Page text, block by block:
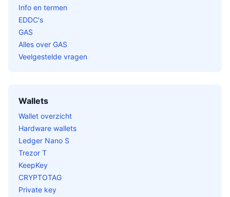
Info en termen
EDDC's
GAS
Alles over GAS
Veelgestelde vragen
Wallets
Wallet overzicht
Hardware wallets
Ledger Nano S
Trezor T
KeepKey
CRYPTOTAG
Private key